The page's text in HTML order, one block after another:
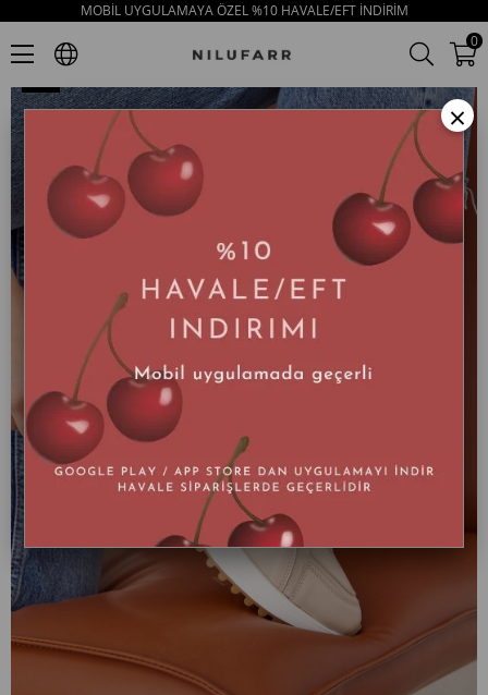
MOBİL UYGULAMAYA ÖZEL %10 HAVALE/EFT İNDİRİM
0
Sara Bej Hakiki Deri Bağcıklı Kadın Sneaker
×